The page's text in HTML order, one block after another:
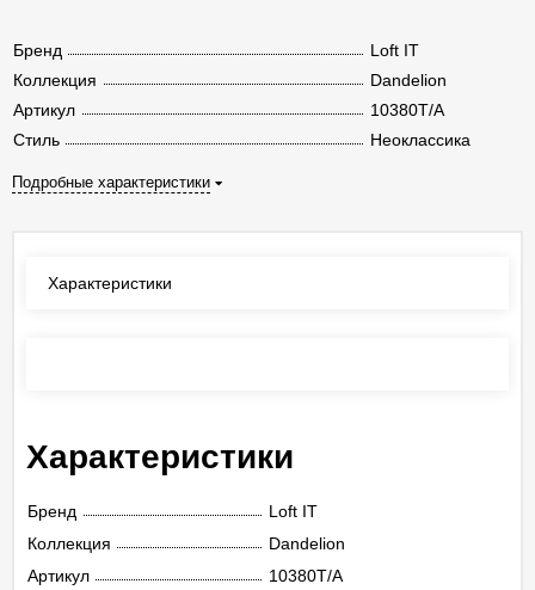
Бренд
Loft IT
Коллекция
Dandelion
Артикул
10380T/A
Стиль
Неоклассика
Подробные характеристики
Характеристики
Характеристики
Бренд
Loft IT
Коллекция
Dandelion
Артикул
10380T/A